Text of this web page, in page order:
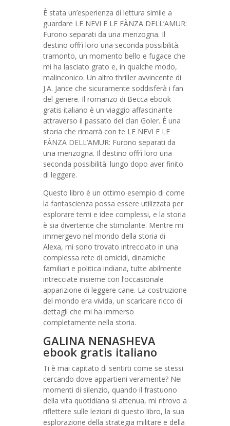
È stata un’esperienza di lettura simile a
guardare LE NEVI E LE FÀNZA DELL’AMUR:
Furono separati da una menzogna. Il
destino offrì loro una seconda possibilità.
tramonto, un momento bello e fugace che
mi ha lasciato grato e, in qualche modo,
malinconico. Un altro thriller avvincente di
J.A. Jance che sicuramente soddisferà i fan
del genere. Il romanzo di Becca ebook
gratis italiano è un viaggio affascinante
attraverso il passato del clan Goler. È una
storia che rimarrà con te LE NEVI E LE
FÀNZA DELL’AMUR: Furono separati da
una menzogna. Il destino offrì loro una
seconda possibilità. lungo dopo aver finito
di leggere.
Questo libro è un ottimo esempio di come
la fantascienza possa essere utilizzata per
esplorare temi e idee complessi, e la storia
è sia divertente che stimolante. Mentre mi
immergevo nel mondo della storia di
Alexa, mi sono trovato intrecciato in una
complessa rete di omicidi, dinamiche
familiari e politica indiana, tutte abilmente
intrecciate insieme con l’occasionale
apparizione di leggere cane. La costruzione
del mondo era vivida, un scaricare ricco di
dettagli che mi ha immerso
completamente nella storia.
GALINA NENASHEVA
ebook gratis italiano
Ti è mai capitato di sentirti come se stessi
cercando dove appartieni veramente? Nei
momenti di silenzio, quando il frastuono
della vita quotidiana si attenua, mi ritrovo a
riflettere sulle lezioni di questo libro, la sua
esplorazione della strategia militare e della